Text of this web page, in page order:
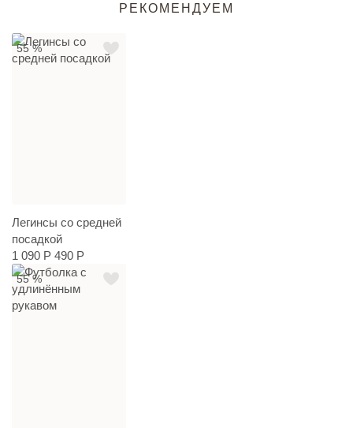
РЕКОМЕНДУЕМ
55 %
Легинсы со средней
посадкой
1 090 Р 490 Р
55 %